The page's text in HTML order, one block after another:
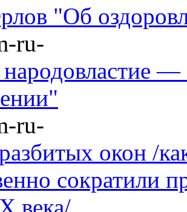
"Об
ru-
—
ru-
окон /
сократили
века/